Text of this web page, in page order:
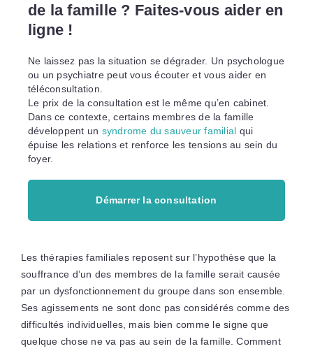
de la famille ? Faites-vous aider en
ligne !
Ne laissez pas la situation se dégrader. Un psychologue
ou un psychiatre peut vous écouter et vous aider en
téléconsultation.
Le prix de la consultation est le même qu’en cabinet.
Dans ce contexte, certains membres de la famille
développent un syndrome du sauveur familial qui
épuise les relations et renforce les tensions au sein du
foyer.
Démarrer la consultation
Les thérapies familiales reposent sur l’hypothèse que la
souffrance d’un des membres de la famille serait causée
par un dysfonctionnement du groupe dans son ensemble.
Ses agissements ne sont donc pas considérés comme des
difficultés individuelles, mais bien comme le signe que
quelque chose ne va pas au sein de la famille. Comment